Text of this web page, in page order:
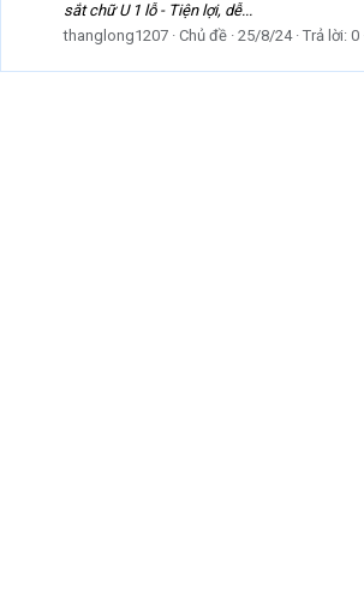
sắt chữ U 1 lỗ - Tiện lợi, dễ...
thanglong1207 Chủ đề 25/8/24 Trả lời: 0